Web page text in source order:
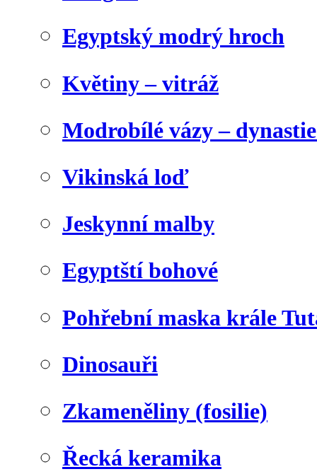
Egyptský modrý hroch
Květiny – vitráž
Modrobílé vázy –
Vikinská loď
Jeskynní malby
Egyptští bohové
Pohřební maska krále
Dinosauři
Zkameněliny (fosilie)
Řecká keramika